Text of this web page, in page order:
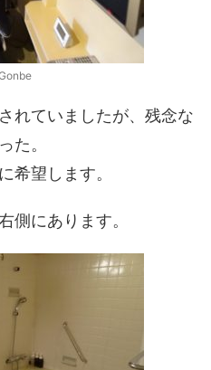
れていましたが、残念な
た。
希望します。
側にあります。